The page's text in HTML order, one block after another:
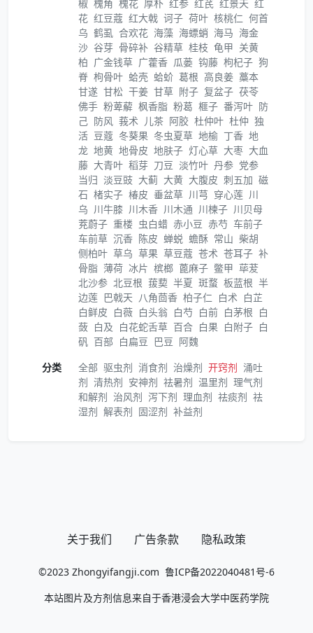
椒 槐角 槐花 厚朴 红参 红芪 红景天 红
花 红豆蔻 红大戟 诃子 荷叶 核桃仁 何首
乌 鹤虱 合欢花 海藻 海螵蛸 海马 海金
沙 谷芽 骨碎补 谷精草 桂枝 龟甲 关黄
柏 广金钱草 广藿香 瓜蒌 钩藤 枸杞子 狗
脊 枸骨叶 蛤壳 蛤蚧 葛根 高良姜 藁本
甘遂 甘松 干姜 甘草 附子 复盆子 茯苓
佛手 粉萆薢 枫香脂 粉葛 榧子 番泻叶 防
己 防风 莪术 儿茶 阿胶 杜仲叶 杜仲 独
活 豆蔻 冬葵果 冬虫夏草 地榆 丁香 地
龙 地黄 地骨皮 地肤子 灯心草 大枣 大血
藤 大青叶 稻芽 刀豆 淡竹叶 丹参 党参
当归 淡豆豉 大蓟 大黄 大腹皮 刺五加 磁
石 楮实子 椿皮 垂盆草 川芎 穿心莲 川
乌 川牛膝 川木香 川木通 川楝子 川贝母
茺蔚子 重楼 虫白蜡 赤小豆 赤芍 车前子
车前草 沉香 陈皮 蝉蜕 蟾酥 常山 柴胡
侧柏叶 草乌 草果 草豆蔻 苍术 苍耳子 补
骨脂 薄荷 冰片 槟榔 蓖麻子 鳖甲 荜茇
北沙参 北豆根 菝葜 半夏 斑蝥 板蓝根 半
边莲 巴戟天 八角茴香 柏子仁 白术 白芷
白鲜皮 白薇 白头翁 白芍 白前 白茅根 白
蔹 白及 白花蛇舌草 百合 白果 白附子 白
矾 百部 白扁豆 巴豆 阿魏
分类
全部 驱虫剂 消食剂 治燥剂 开窍剂 涌吐
剂 清热剂 安神剂 祛暑剂 温里剂 理气剂
和解剂 治风剂 泻下剂 理血剂 祛痰剂 祛
湿剂 解表剂 固涩剂 补益剂
关于我们 广告条款 隐私政策
©2023 Zhongyifangji.com 鲁ICP备2022040481号-6
本站图片及方剂信息来自于香港浸会大学中医药学院